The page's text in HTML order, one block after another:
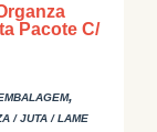
Pacote C/
,
/ JUTA / LAME